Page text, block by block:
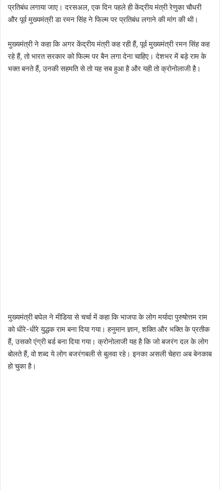
प्रतिबंध लगाया जाए। दरसअल, एक दिन पहले ही केंद्रीय मंत्री रेणुका चौधरी
और पूर्व मुख्यमंत्री डा रमन सिंह ने फिल्म पर प्रतिबंध लगाने की मांग की थी।
मुख्यमंत्री ने कहा कि अगर केंद्रीय मंत्री कह रही हैं, पूर्व मुख्यमंत्री रमन सिंह कह
रहे हैं, तो भारत सरकार को फिल्म पर बैन लगा देना चाहिए। देशभर में बड़े राम के
भक्त बनते हैं, उनकी सहमति से तो यह सब हुआ है और यही तो क्रोनोलाजी है।
मुख्यमंत्री बघेल ने मीडिया से चर्चा में कहा कि भाजपा के लोग मर्यादा पुरुषोत्तम राम
को धीरे-धीरे युद्धक राम बना दिया गया। हनुमान ज्ञान, शक्ति और भक्ति के प्रतीक
हैं, उसको एंग्री बर्ड बना दिया गया। क्रोनोलाजी यह है कि जो बजरंग दल के लोग
बोलते हैं, वो शब्द ये लोग बजरंगबली से बुलवा रहे। इनका असली चेहरा अब बेनकाब
हो चुका है।